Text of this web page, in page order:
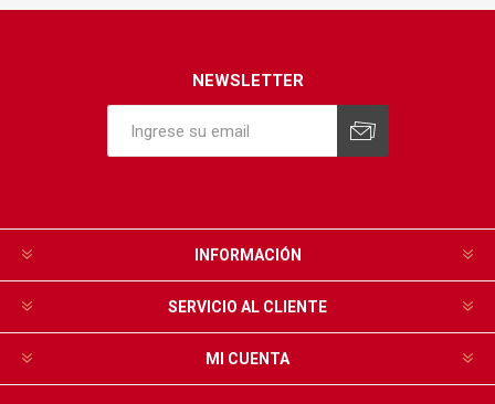
NEWSLETTER
INFORMACIÓN
SERVICIO AL CLIENTE
MI CUENTA